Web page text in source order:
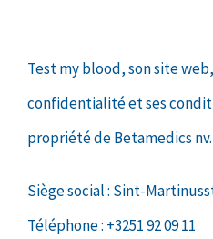
Test my blood, son site
confidentialité et ses
propriété de Betamedics nv.
Siège social : Sint-
Téléphone : +3251 92 09 11